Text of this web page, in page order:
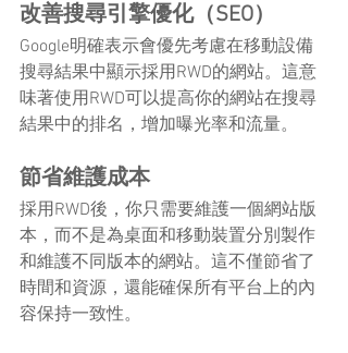
改善搜尋引擎優化（SEO）
Google明確表示會優先考慮在移動設備
搜尋結果中顯示採用RWD的網站。這意
味著使用RWD可以提高你的網站在搜尋
結果中的排名，增加曝光率和流量。
節省維護成本
採用RWD後，你只需要維護一個網站版
本，而不是為桌面和移動裝置分別製作
和維護不同版本的網站。這不僅節省了
時間和資源，還能確保所有平台上的內
容保持一致性。